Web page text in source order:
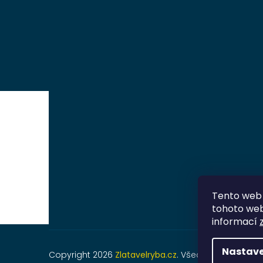
Tento
tohoto
informací
Copyright 2026 Zlatavelryba.cz. Všechna práva